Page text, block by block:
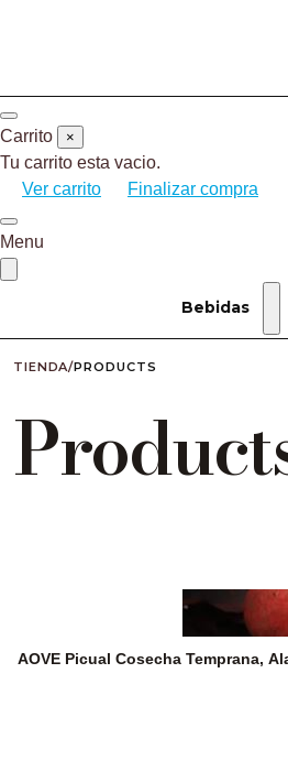
Carrito ×
Tu carrito esta vacio.
Ver carrito
Finalizar compra
Menu
Bebidas
TIENDA/PRODUCTS
AOVE Picual Cosecha Temprana,